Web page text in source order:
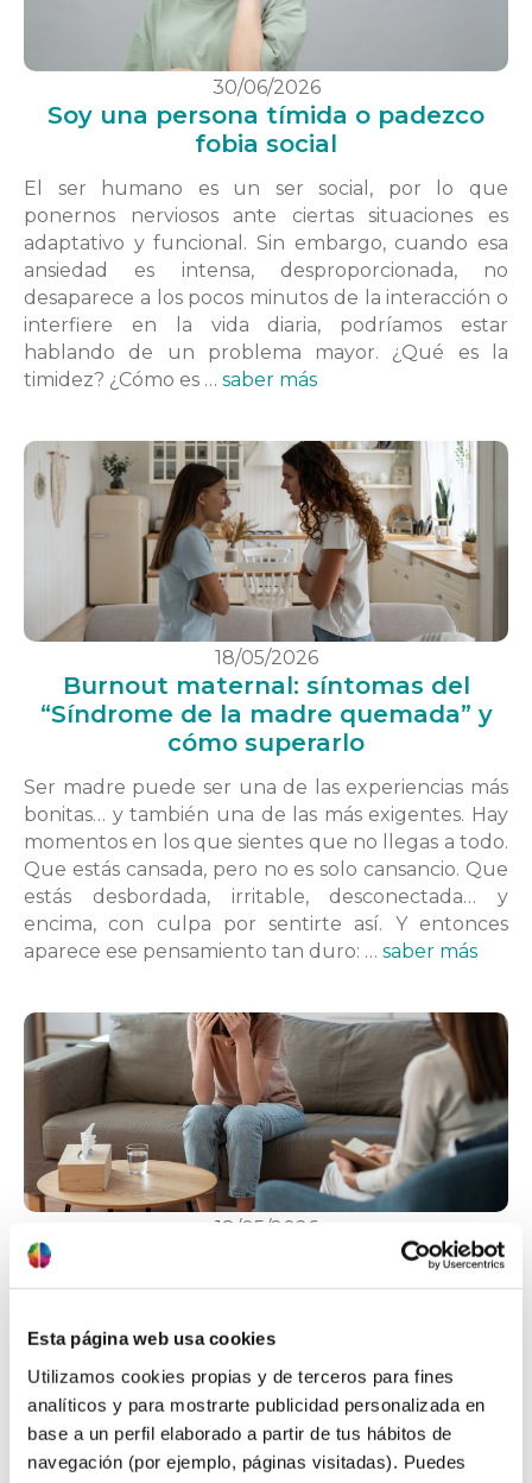
Esta página web usa cookies
Utilizamos cookies propias y de terceros para fines
analíticos y para mostrarte publicidad personalizada en
base a un perfil elaborado a partir de tus hábitos de
navegación (por ejemplo, páginas visitadas). Puedes
30/06/2026
Soy una persona tímida o padezco
fobia social
El ser humano es un ser social, por lo que
ponernos nerviosos ante ciertas situaciones es
adaptativo y funcional. Sin embargo, cuando esa
ansiedad es intensa, desproporcionada, no
desaparece a los pocos minutos de la interacción o
interfiere en la vida diaria, podríamos estar
hablando de un problema mayor. ¿Qué es la
timidez? ¿Cómo es … saber más
18/05/2026
Burnout maternal: síntomas del
“Síndrome de la madre quemada” y
cómo superarlo
Ser madre puede ser una de las experiencias más
bonitas… y también una de las más exigentes. Hay
momentos en los que sientes que no llegas a todo.
Que estás cansada, pero no es solo cansancio. Que
estás desbordada, irritable, desconectada… y
encima, con culpa por sentirte así. Y entonces
aparece ese pensamiento tan duro: … saber más
18/05/2026
Ansiedad académica y ante los
exámenes: qué es, síntomas y cómo
una reacción natural del cuerpo ante lo que
percibe como una amenaza y nos prepara para
estar atentos, luchar o tomar las decisiones
oportunas para evitar sufrir ese daño las posibles